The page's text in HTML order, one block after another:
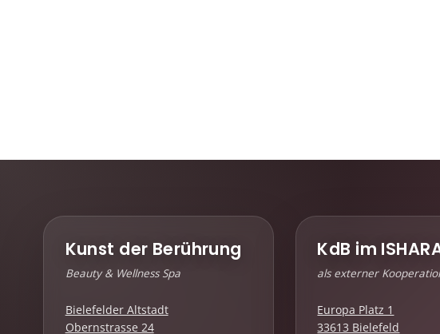
Kunst der Berührung
Beauty & Wellness Spa
Bielefelder Altstadt
Obernstrasse 24
KdB im
als externer
Europa Platz 1
33613 Bielefeld